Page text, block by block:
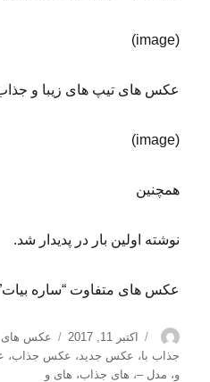
(image)
عکس های تیپ های زیبا و جذاب
(image)
همچنین
نوشته اولین بار در پدیدار شد.
عکس های متفاوت “ساره
نویسنده
ارسال
شده
در
اکتبر 11, 2017 دسته‌ها
عکس های
جذاب با، عکس جدید ، عکس جذاب،
و، مدل –، های جذاب، های و